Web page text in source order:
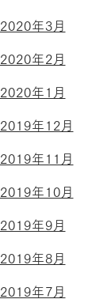
2020年3月
2020年2月
2020年1月
2019年12月
2019年11月
2019年10月
2019年9月
2019年8月
2019年7月